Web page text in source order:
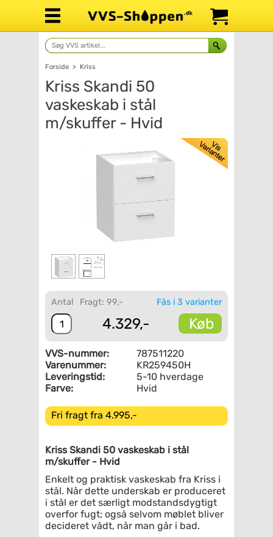
Forside > Kriss
Kriss Skandi 50
vaskeskab i stål
m/skuffer - Hvid
Fås i 3 varianter
Antal Fragt: 99,-
4.329,- Køb
VVS-nummer:
787511220
Varenummer:
KR259450H
Leveringstid:
5-10 hverdage
Farve:
Hvid
Fri fragt fra 4.995,-
Kriss Skandi 50 vaskeskab i stål
m/skuffer - Hvid
Enkelt og praktisk vaskeskab fra Kriss i
stål. Når dette underskab er produceret
i stål er det særligt modstandsdygtigt
overfor fugt; også selvom møblet bliver
decideret vådt, når man går i bad.